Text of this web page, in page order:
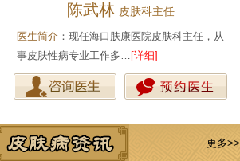
王珍 会诊专家
医生简介 ：原海南医学院附属医院皮肤科主任
医师，副教授。从事皮…[详细]
更多>>